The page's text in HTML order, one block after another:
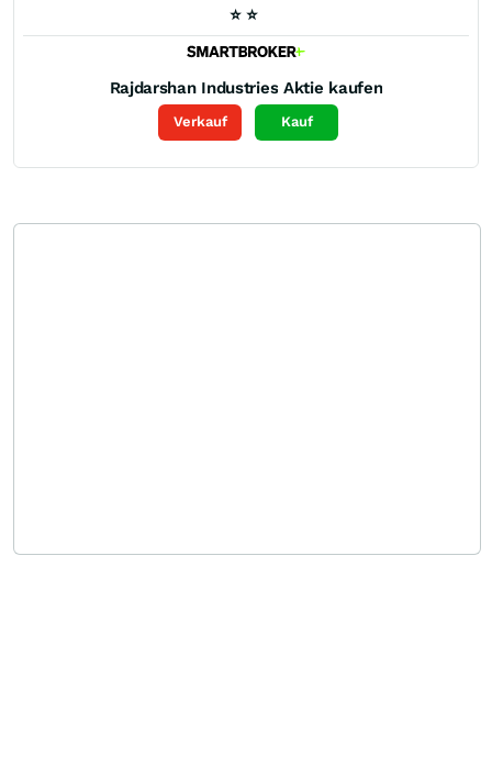
⭐ ⭐
Rajdarshan Industries Aktie kaufen
Verkauf Kauf